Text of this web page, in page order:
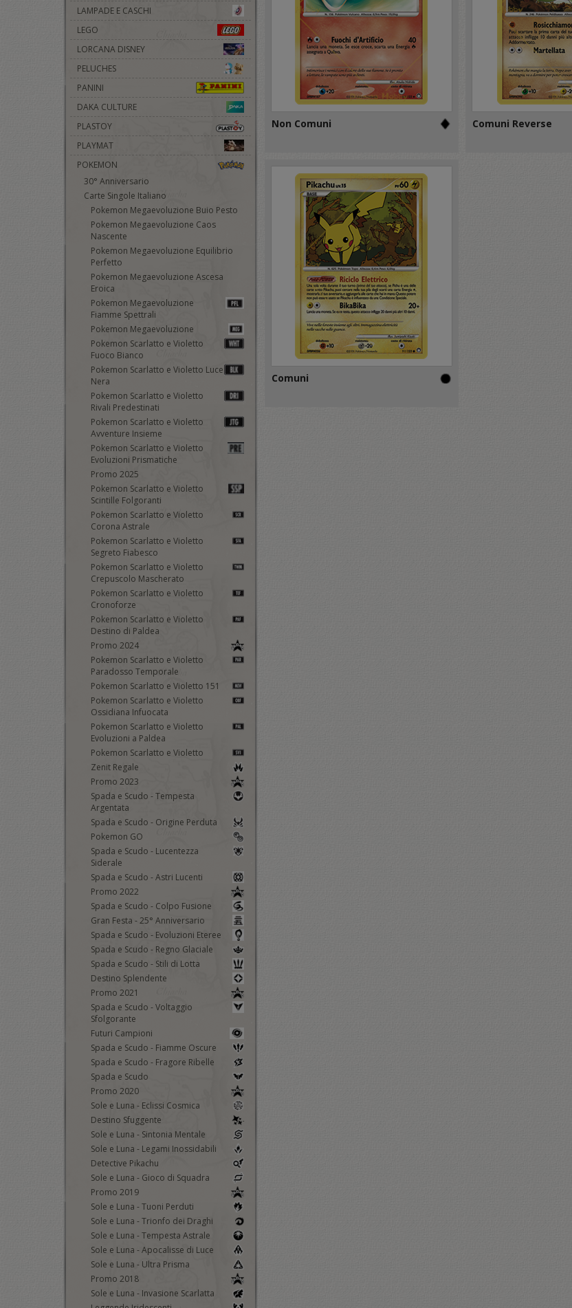
LAMPADE E CASCHI
LEGO
LORCANA DISNEY
PELUCHES
PANINI
DAKA CULTURE
PLASTOY
PLAYMAT
POKEMON
30° Anniversario
Carte Singole Italiano
Pokemon Megaevoluzione Buio Pesto
Pokemon Megaevoluzione Caos
Nascente
Pokemon Megaevoluzione Equilibrio
Perfetto
Pokemon Megaevoluzione Ascesa
Eroica
Pokemon Megaevoluzione
Fiamme Spettrali
Pokemon Megaevoluzione
Pokemon Scarlatto e Violetto
Fuoco Bianco
Pokemon Scarlatto e Violetto Luce
Nera
Pokemon Scarlatto e Violetto
Rivali Predestinati
Pokemon Scarlatto e Violetto
Avventure Insieme
Pokemon Scarlatto e Violetto
Evoluzioni Prismatiche
Promo 2025
Pokemon Scarlatto e Violetto
Scintille Folgoranti
Pokemon Scarlatto e Violetto
Corona Astrale
Pokemon Scarlatto e Violetto
Segreto Fiabesco
Pokemon Scarlatto e Violetto
Crepuscolo Mascherato
Pokemon Scarlatto e Violetto
Cronoforze
Pokemon Scarlatto e Violetto
Destino di Paldea
Promo 2024
Pokemon Scarlatto e Violetto
Paradosso Temporale
Pokemon Scarlatto e Violetto 151
Pokemon Scarlatto e Violetto
Ossidiana Infuocata
Pokemon Scarlatto e Violetto
Evoluzioni a Paldea
Pokemon Scarlatto e Violetto
Zenit Regale
Promo 2023
Spada e Scudo - Tempesta
Argentata
Spada e Scudo - Origine Perduta
Pokemon GO
Spada e Scudo - Lucentezza
Siderale
Spada e Scudo - Astri Lucenti
Promo 2022
Spada e Scudo - Colpo Fusione
Gran Festa - 25° Anniversario
Spada e Scudo - Evoluzioni Eteree
Spada e Scudo - Regno Glaciale
Spada e Scudo - Stili di Lotta
Destino Splendente
Promo 2021
Spada e Scudo - Voltaggio
Sfolgorante
Futuri Campioni
Spada e Scudo - Fiamme Oscure
Spada e Scudo - Fragore Ribelle
Spada e Scudo
Promo 2020
Sole e Luna - Eclissi Cosmica
Destino Sfuggente
Sole e Luna - Sintonia Mentale
Sole e Luna - Legami Inossidabili
Detective Pikachu
Sole e Luna - Gioco di Squadra
Promo 2019
Sole e Luna - Tuoni Perduti
Sole e Luna - Trionfo dei Draghi
Sole e Luna - Tempesta Astrale
Sole e Luna - Apocalisse di Luce
Sole e Luna - Ultra Prisma
Promo 2018
Sole e Luna - Invasione Scarlatta
Non Comuni Comuni Reverse
Comuni